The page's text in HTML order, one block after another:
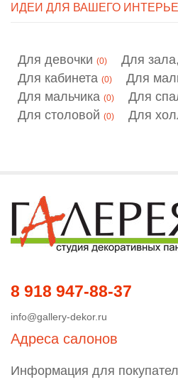
ИДЕИ ДЛЯ ВАШЕГО
Для девочки (0) Для
Для кабинета (0) Для
Для мальчика (0) Для
Для столовой (0) Для
8 918 947-88-37
info@gallery-dekor.ru
Адреса салонов
Информация для